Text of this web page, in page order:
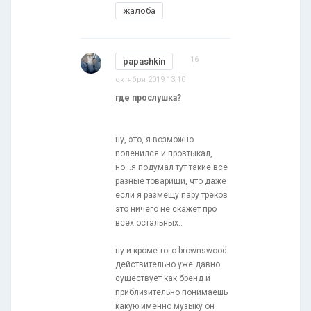
жалоба
papashkin 16
октября 2019 13:10
где прослушка?
ну, это, я возможно
поленился и провтыкал,
но...я подумал тут такие все
разные товарищи, что даже
если я размещу пару треков
это ничего не скажет про
всех остальных..
ну и кроме того brownswood
действительно уже давно
существует как бренд и
приблизительно понимаешь
какую именно музыку он